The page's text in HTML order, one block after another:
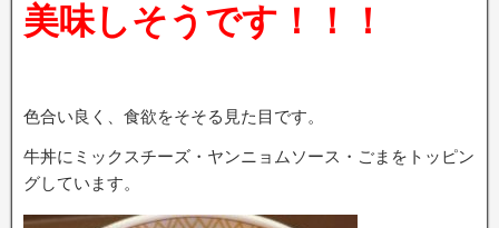
美味しそうです！！！
色合い良く、食欲をそそる見た目です。
牛丼にミックスチーズ・ヤンニョムソース・ごまをトッピン
グしています。